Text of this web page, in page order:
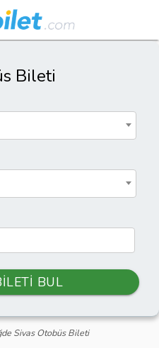
Bileti
BUL
Sivas Otobüs Bileti